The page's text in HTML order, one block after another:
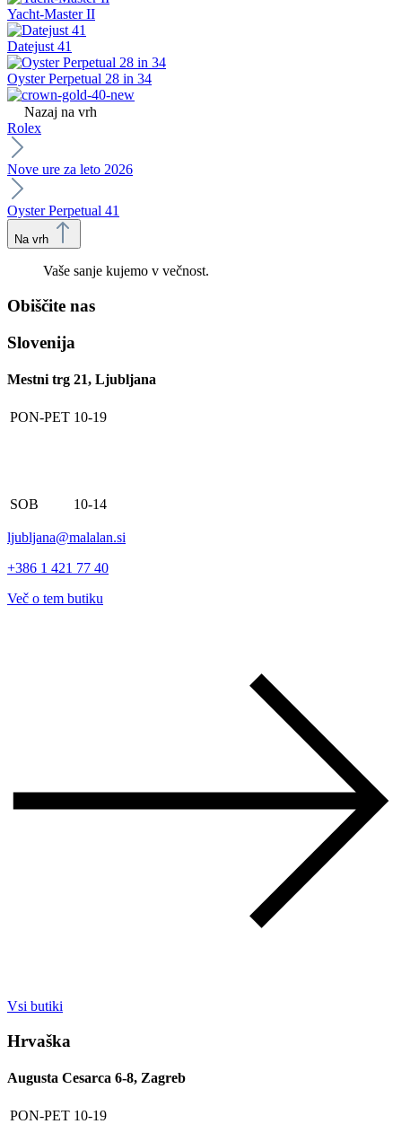
Yacht-Master II
Datejust 41
Oyster Perpetual 28 in 34
Nazaj na vrh
Rolex
Nove ure za leto 2026
Oyster Perpetual 41
Na vrh
Vaše sanje kujemo v večnost.
Obiščite nas
Slovenija
Mestni trg 21, Ljubljana
PON-PET 10-19
SOB 10-14
ljubljana@malalan.si
+386 1 421 77 40
Več o tem butiku
Vsi butiki
Hrvaška
Augusta Cesarca 6-8, Zagreb
PON-PET 10-19